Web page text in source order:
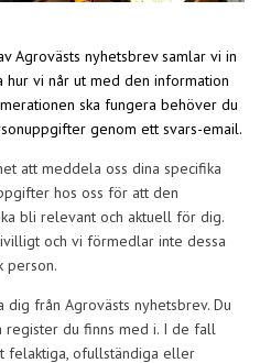
Agrovästs nyhetsbrev samlar vi in
vi når ut med den information
ska fungera behöver du
genom ett svars-email.
att meddela oss dina specifika
hos oss för att den
bli relevant och aktuell för dig.
och vi förmedlar inte dessa
person.
från Agrovästs nyhetsbrev. Du
du finns med i. I de fall
felaktiga, ofullständiga eller